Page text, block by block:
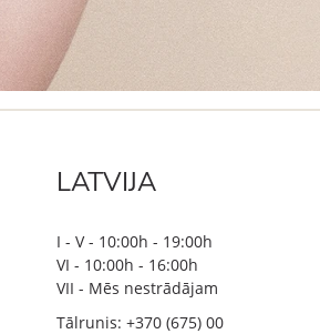
LATVIJA
I - V - 10:00h - 19:00h
VI - 10:00h - 16:00h
VII - Mēs nestrādājam
Tālrunis: +370 (675) 00